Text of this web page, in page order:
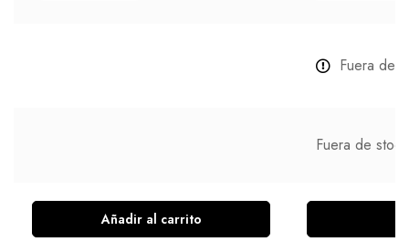
Fuera de
Fuera de stock
Añadir al carrito